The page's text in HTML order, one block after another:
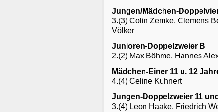
Jungen/Mädchen-
3.(3) Colin Zemke, Clemens
Völker
Junioren-Doppelzweier B
2.(2) Max Böhme, Hannes
Mädchen-Einer 11 u. 12
4.(4) Celine Kuhnert
Jungen-Doppelzweier 11
3.(4) Leon Haake, Friedrich